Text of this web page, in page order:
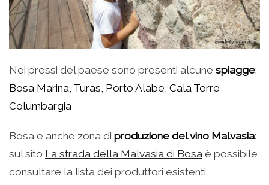
Nei pressi del paese sono presenti alcune spiagge:
Bosa Marina, Turas, Porto Alabe, Cala Torre
Columbargia
Bosa e anche zona di produzione del vino Malvasia:
sul sito La strada della Malvasia di Bosa è possibile
consultare la lista dei produttori esistenti.